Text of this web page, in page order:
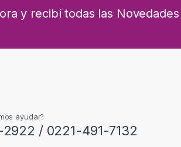
y recibí todas las
ayudar?
/ 0221-491-7132